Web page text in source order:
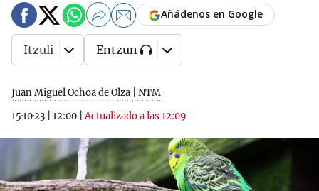
Juan Miguel Ochoa de Olza | NTM
15·10·23
12:00 |Actualizado a las 12:09
Añádenos en Google
Itzuli Entzun